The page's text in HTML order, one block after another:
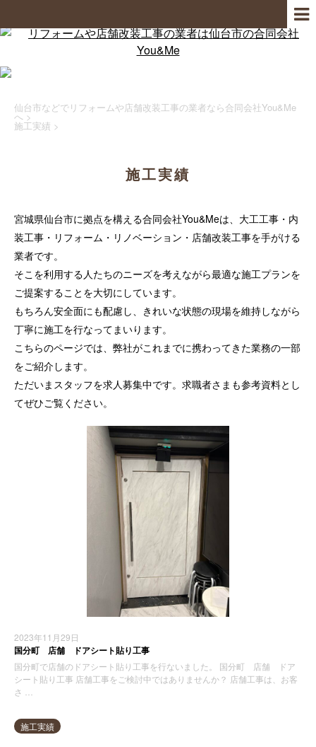
仙台市などでリフォームや店舗改装工事の業者なら合同会社You&Me
へ>
施工実績 >
施工実績
宮城県仙台市に拠点を構える合同会社You&Meは、大工工事・内
装工事・リフォーム・リノベーション・店舗改装工事を手がける
業者です。
そこを利用する人たちのニーズを考えながら最適な施工プランを
ご提案することを大切にしています。
もちろん安全面にも配慮し、きれいな状態の現場を維持しながら
丁寧に施工を行なってまいります。
こちらのページでは、弊社がこれまでに携わってきた業務の一部
をご紹介します。
ただいまスタッフを求人募集中です。求職者さまも参考資料とし
てぜひご覧ください。
2023年11月29日
国分町 店舗 ドアシート貼り工事
国分町で店舗のドアシート貼り工事を行ないました。 国分町 店舗 ドア
シート貼り工事 店舗工事をご検討中ではありませんか？ 店舗工事は、お客
さ …
施工実績